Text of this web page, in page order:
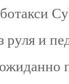
руля и